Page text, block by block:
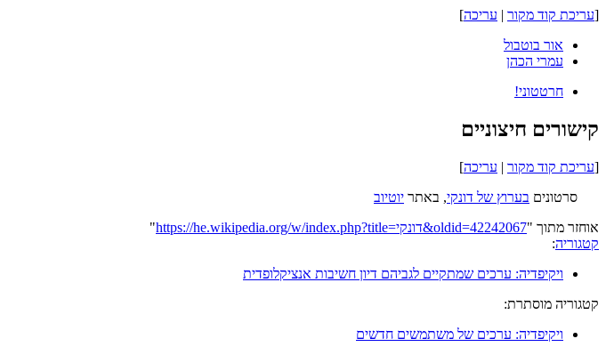
[עריכת קוד מקור | עריכה]
אור בוטבול
עמרי הכהן
חרטטוני!
קישורים חיצוניים
[עריכת קוד מקור | עריכה]
סרטונים בערוץ של דונקי, באתר יוטיוב
אוחזר מתוך "https://he.wikipedia.org/w/index.php?title=דונקי&oldid=42242067
"
קטגוריה:
ויקיפדיה: ערכים שמתקיים לגביהם דיון חשיבות אנציקלופדית
קטגוריה מוסתרת:
ויקיפדיה: ערכים של משתמשים חדשים